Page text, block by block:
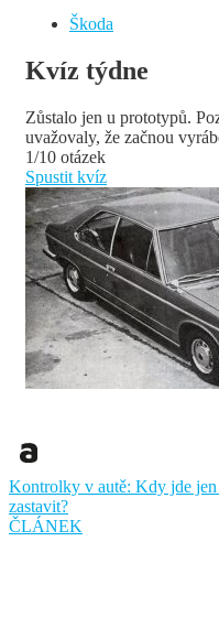
Škoda
Kvíz týdne
Zůstalo jen u prototypů.
uvažovaly, že začnou
1/10 otázek
Spustit kvíz
Kontrolky v autě: Kdy jde
zastavit?
ČLÁNEK